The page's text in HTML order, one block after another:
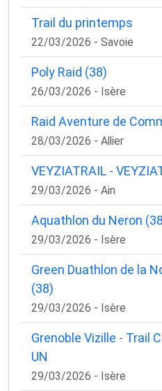
Trail du printemps
22/03/2026 - Savoie
Poly Raid (38)
26/03/2026 - Isère
Raid Aventure de
28/03/2026 - Allier
VEYZIATRAIL -
29/03/2026 - Ain
Aquathlon du Neron
29/03/2026 - Isère
Green Duathlon de la
(38)
29/03/2026 - Isère
Grenoble Vizille - Trail
UN
29/03/2026 - Isère